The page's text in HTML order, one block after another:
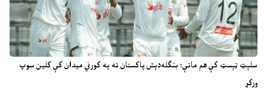
سلېټ ټېسټ کې هم ماتې؛ بنګله‌دېش پاکستان ته په کورني میدان کې کلین سوپ
ورکړ